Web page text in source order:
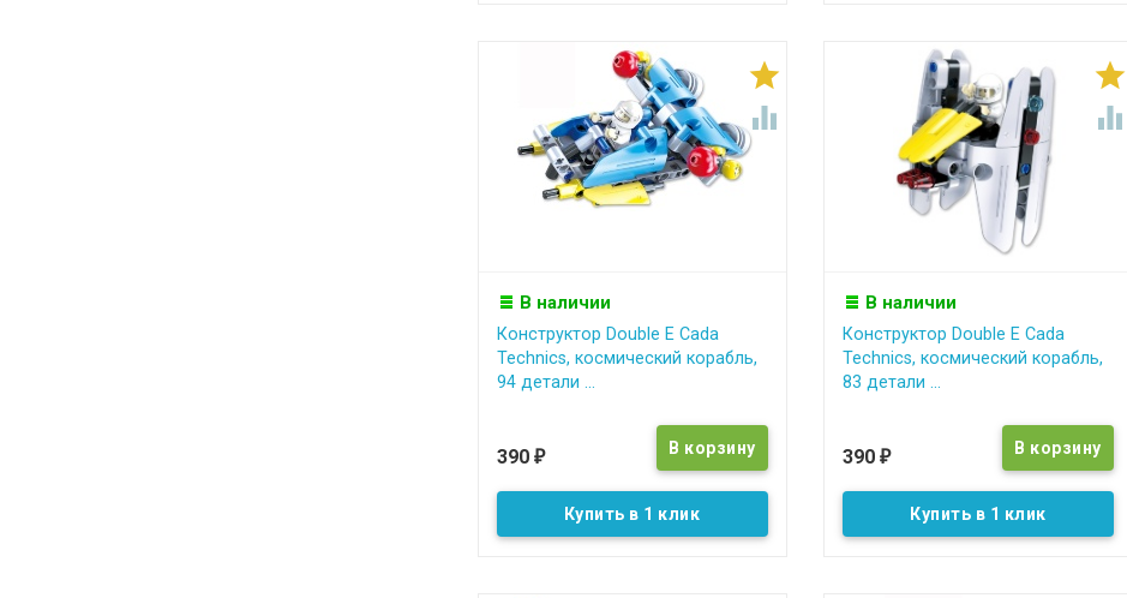


В наличии
Конструктор Double E Cada
Technics, космический корабль,
94 детали ...
390 ₽
Купить в 1 клик


В наличии
Конструктор Double E Cada
Technics, космический корабль,
83 детали ...
390 ₽
Купить в 1 клик